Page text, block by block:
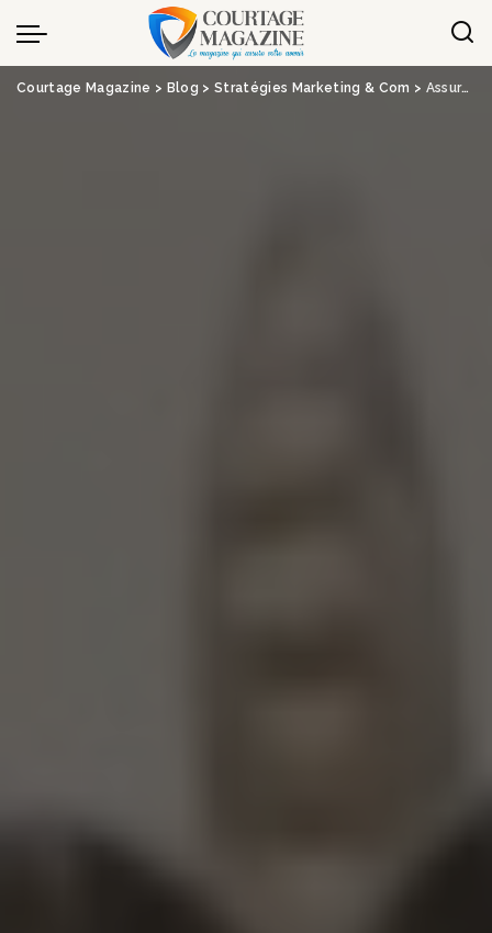
Panneau de gestion des cookies
Courtage Magazine > Blog > Stratégies Marketing & Com > Assurance vie : Axa France signe un traité de réassurance avec ARVF